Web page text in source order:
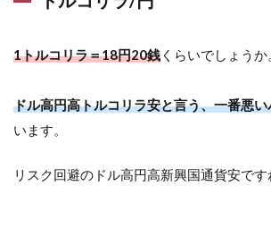
1トルコリラ＝18円20銭 くらいでしょうか
ドル高円高トルコリラ安と言う、一番悪
います。
リスク回避のドル高円高新興国通貨安です